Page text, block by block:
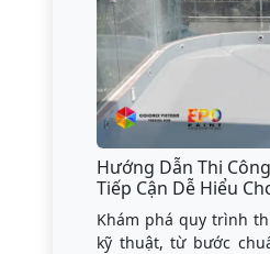
Hướng Dẫn Thi
Tiếp Cận Dễ Hiểu
Khám phá quy trình
kỹ thuật, từ bước